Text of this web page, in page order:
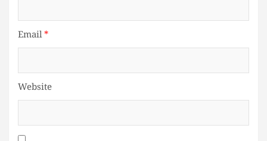
Email*
Website